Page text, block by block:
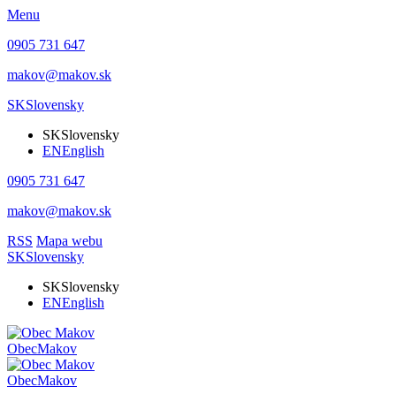
Menu
0905 731 647
makov@makov.sk
SKSlovensky
SKSlovensky
ENEnglish
0905 731 647
makov@makov.sk
RSS Mapa webu
SKSlovensky
SKSlovensky
ENEnglish
ObecMakov
ObecMakov